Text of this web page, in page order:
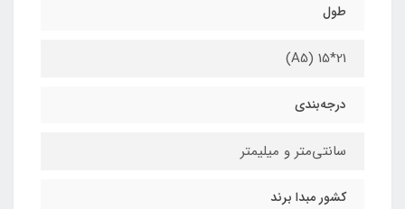
طول
21*15 (A5)
درجه‌بندی
سانتی‌متر و میلیمتر
کشور مبدا برند